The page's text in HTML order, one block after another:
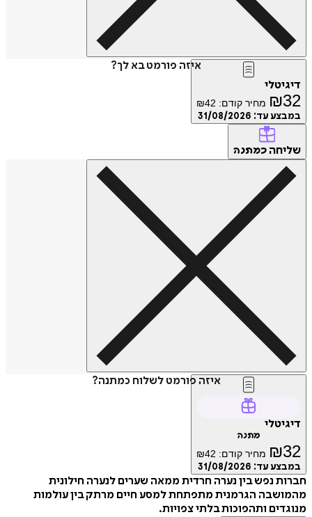
איזה פורמט בא לך?
דיגיטלי
₪32 מחיר קודם: ₪42
במבצע עד: 31/08/2026
שליחה כמתנה
איזה פורמט לשלוח כמתנה?
דיגיטלי
מתנה
₪32 מחיר קודם: ₪42
במבצע עד: 31/08/2026
חברות נפש בין נערה חרדית ממאה שערים לנערה חילונית
מהמושבה הגרמנית מתפתחת למסע חיים מרתק בין עולמות
מנוגדים ותהפוכות בלתי צפויות.